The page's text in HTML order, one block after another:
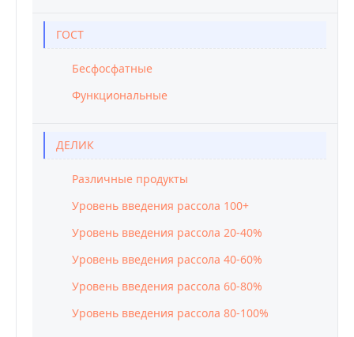
ГОСТ
Бесфосфатные
Функциональные
ДЕЛИК
Различные продукты
Уровень введения рассола 100+
Уровень введения рассола 20-40%
Уровень введения рассола 40-60%
Уровень введения рассола 60-80%
Уровень введения рассола 80-100%